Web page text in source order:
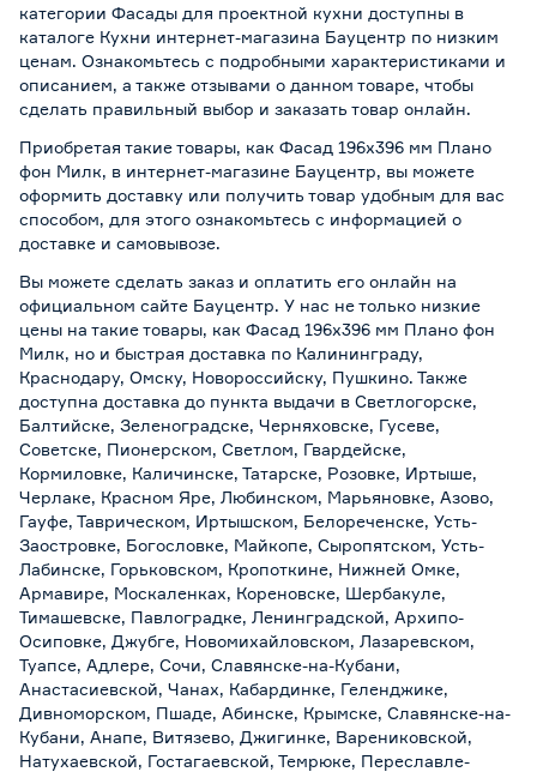
категории Фасады для проектной кухни доступны в
каталоге Кухни интернет-магазина Бауцентр по низким
ценам. Ознакомьтесь с подробными характеристиками и
описанием, а также отзывами о данном товаре, чтобы
сделать правильный выбор и заказать товар онлайн.
Приобретая такие товары, как Фасад 196х396 мм Плано
фон Милк, в интернет-магазине Бауцентр, вы можете
оформить доставку или получить товар удобным для вас
способом, для этого ознакомьтесь с информацией о
доставке и самовывозе.
Вы можете сделать заказ и оплатить его онлайн на
официальном сайте Бауцентр. У нас не только низкие
цены на такие товары, как Фасад 196х396 мм Плано фон
Милк, но и быстрая доставка по Калининграду,
Краснодару, Омску, Новороссийску, Пушкино. Также
доступна доставка до пункта выдачи в Светлогорске,
Балтийске, Зеленоградске, Черняховске, Гусеве,
Советске, Пионерском, Светлом, Гвардейске,
Кормиловке, Каличинске, Татарске, Розовке, Иртыше,
Черлаке, Красном Яре, Любинском, Марьяновке, Азово,
Гауфе, Таврическом, Иртышском, Белореченске, Усть-
Заостровке, Богословке, Майкопе, Сыропятском, Усть-
Лабинске, Горьковском, Кропоткине, Нижней Омке,
Армавире, Москаленках, Кореновске, Шербакуле,
Тимашевске, Павлоградке, Ленинградской, Архипо-
Осиповке, Джубге, Новомихайловском, Лазаревском,
Туапсе, Адлере, Сочи, Славянске-на-Кубани,
Анастасиевской, Чанах, Кабардинке, Геленджике,
Дивноморском, Пшаде, Абинске, Крымске, Славянске-на-
Кубани, Анапе, Витязево, Джигинке, Варениковской,
Натухаевской, Гостагаевской, Темрюке, Переславле-